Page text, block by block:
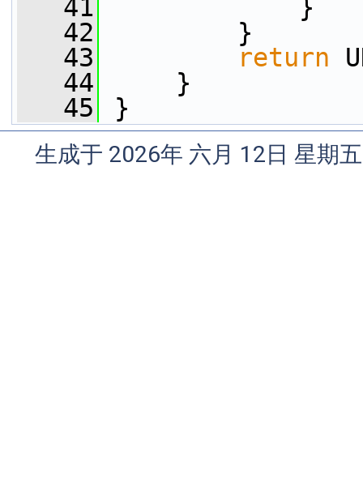
   41
}
   42
}
   43
return
   44
}
   45
}
生成于 2026年 六月 12日 星期